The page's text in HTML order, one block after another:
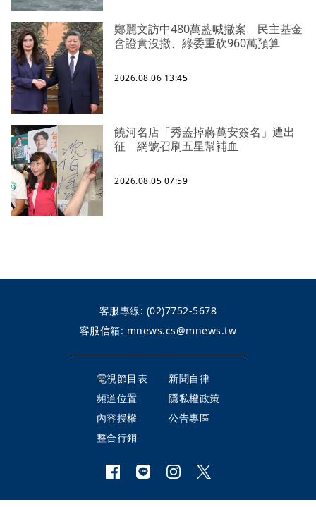
鄭麗文訪中480萬藍喊撤案 民主基金
會證實沒撤、綠委重砍960萬預算
2026.08.06 13:45
饒河名店「秀蓋掉蔣萬安簽名」遭出
征 網號召刷五星幫補血
2026.08.05 07:59
客服專線: (02)7752-5678
客服信箱: mnews.cs@mnews.tw
電視節目表
新聞自律
頻道位置
隱私權政策
內容授權
公告專區
整合行銷